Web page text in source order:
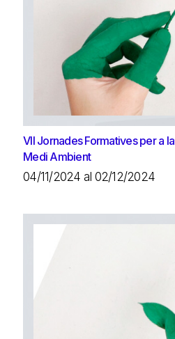
VII Jornades Formatives per a
Medi Ambient
04/11/2024 al 02/12/2024